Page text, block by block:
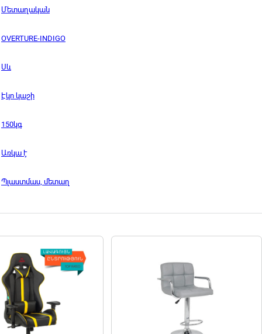
Մետաղական
OVERTURE-INDIGO
Սև
Էկո կաշի
150կգ
Առկա է
Պլաստմաս, մետաղ